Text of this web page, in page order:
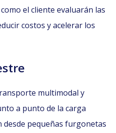
el cliente evaluarán las
costos y acelerar los
multimodal y
a punto de la carga
desde pequeñas furgonetas